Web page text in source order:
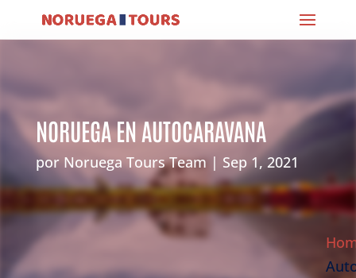
NORUEGA EN AUTOCARAVANA
por Noruega Tours Team Sep 1, 2021